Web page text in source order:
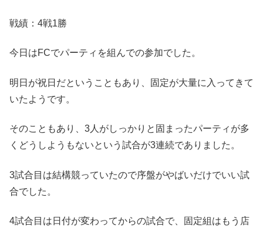
戦績：4戦1勝
今日はFCでパーティを組んでの参加でした。
明日が祝日だということもあり、固定が大量に入ってきて
いたようです。
そのこともあり、3人がしっかりと固まったパーティが多
くどうしようもないという試合が3連続でありました。
3試合目は結構競っていたので序盤がやばいだけでいい試
合でした。
4試合目は日付が変わってからの試合で、固定組はもう店